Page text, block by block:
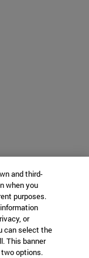
and third-
when you
purposes.
or
can select the
This banner
options.